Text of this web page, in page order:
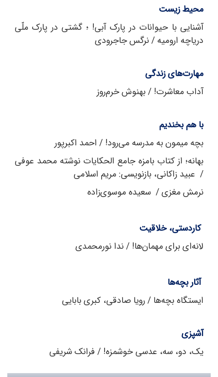
محیط زیست
آشنایی با حیوانات در پارک آبی! ؛ گشتی در پارک ملّی
دریاچه ارومیه / نرگس جاجرودی
مهارت‌های زندگی
آداب معاشرت! / بهنوش خرم‌روز
با هم بخندیم
بچه میمون به مدرسه می‌رود! / احمد اکبرپور
بهانه؛ از کتاب بامزه‌ جامع ‌الحکایات نوشته‌ محمد عوفی
/ عبید زاکانی، بازنویسی: مریم اسلامی
نرمش مغزی / سعیده موسوی‌زاده
کاردستی، خلاقیت
لانه‌ای برای مهمان‌ها! / ندا نورمحمدی
آثار بچه‌ها
ایستگاه بچه‌ها / رویا صادقی، کبری بابایی
آشپزی
یک، دو، سه، عدسی خوشمزه! / فرانک شریفی